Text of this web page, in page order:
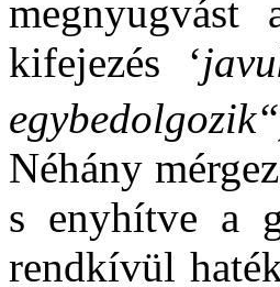
kifejezés ‘
Néhány
s enyhítve a
rendkívül